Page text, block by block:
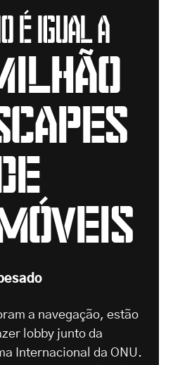
é igual a
a navegação, estão
lobby junto da
Internacional da ONU.